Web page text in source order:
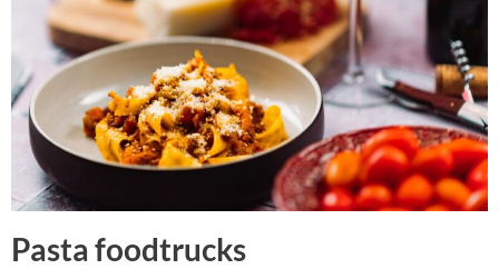
Pasta foodtrucks